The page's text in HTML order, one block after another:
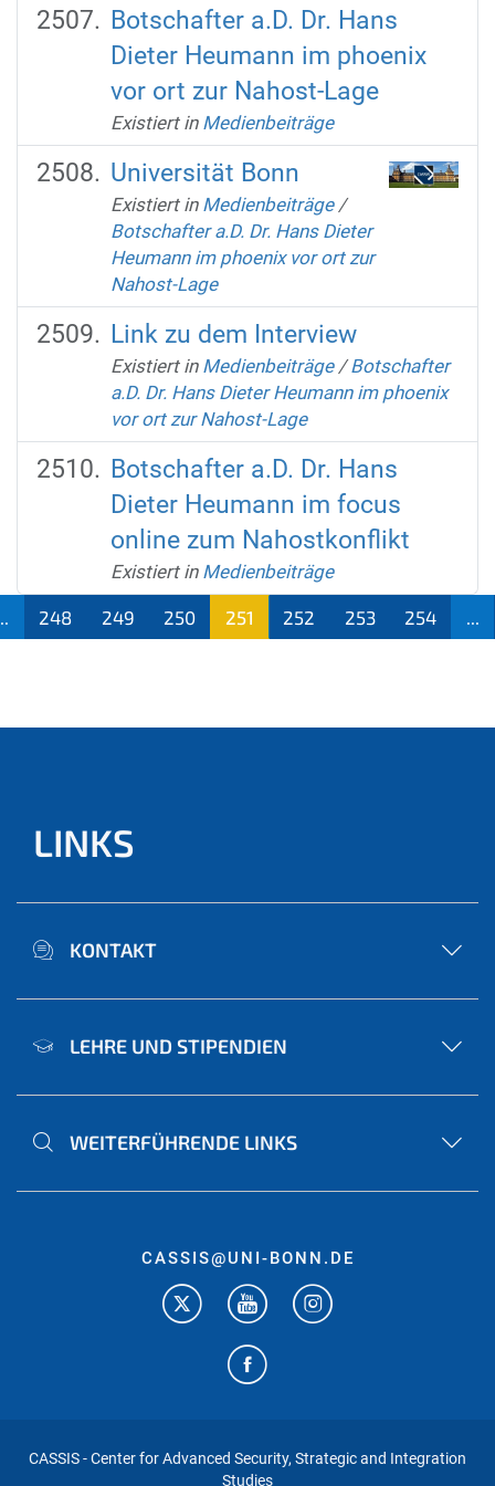
Botschafter a.D. Dr. Hans
Dieter Heumann im phoenix
vor ort zur Nahost-Lage
Existiert in Medienbeiträge
Universität Bonn
Existiert in Medienbeiträge /
Botschafter a.D. Dr. Hans Dieter
Heumann im phoenix vor ort zur
Nahost-Lage
Link zu dem Interview
Existiert in Medienbeiträge /Botschafter
a.D. Dr. Hans Dieter Heumann im phoenix
vor ort zur Nahost-Lage
Botschafter a.D. Dr. Hans
Dieter Heumann im focus
online zum Nahostkonflikt
Existiert in Medienbeiträge
248 249 250
251
252 253 254
LINKS
KONTAKT
LEHRE UND STIPENDIEN
WEITERFÜHRENDE LINKS
CASSIS@UNI-BONN.DE
CASSIS - Center for Advanced Security, Strategic and Integration
Studies